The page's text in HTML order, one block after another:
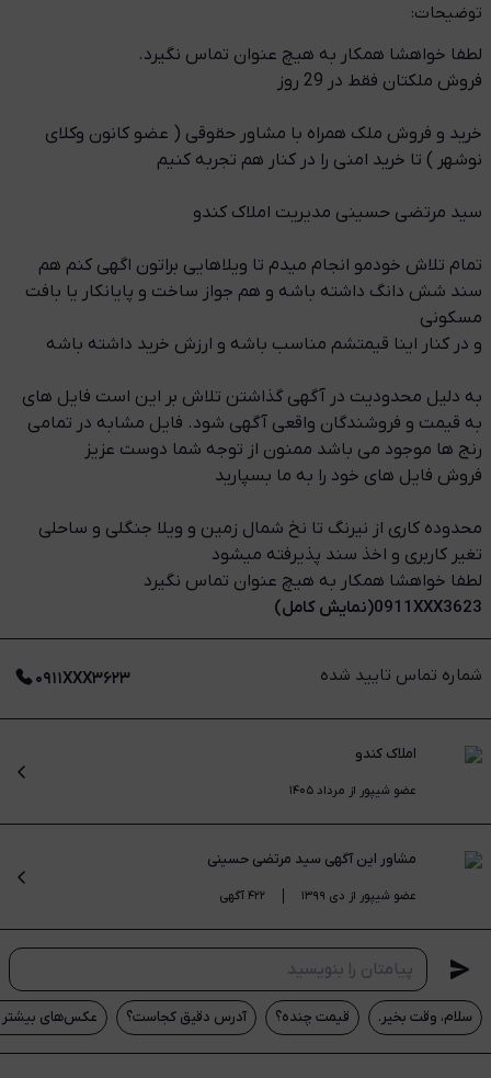
توضیحات:
لطفا خواهشا همکار به هیچ عنوان تماس نگیرد.
فروش ملکتان فقط در 29 روز
خرید و فروش ملک همراه با مشاور حقوقی ( عضو کانون وکلای
نوشهر ) تا خرید امنی را در کنار هم تجربه کنیم
سید مرتضی حسینی مدیریت املاک کندو
تمام تلاش خودمو انجام میدم تا ویلاهایی براتون اگهی کنم هم
سند شش دانگ داشته باشه و هم جواز ساخت و پایانکار یا بافت
مسکونی
و در کنار اینا قیمتشم مناسب باشه و ارزش خرید داشته باشه
به دلیل محدودیت در آگهی گذاشتن تلاش بر این است فایل های
به قیمت و فروشندگان واقعی آگهی شود. فایل مشابه در تمامی
رنج ها موجود می باشد ممنون از توجه شما دوست عزیز
فروش فایل های خود را به ما بسپارید
محدوده کاری از نیرنگ تا نخ شمال زمین و ویلا جنگلی و ساحلی
تغیر کاربری و اخذ سند پذیرفته میشود
لطفا خواهشا همکار به هیچ عنوان تماس نگیرد
0911XXX3623(نمایش کامل)
شماره تماس تایید شده ۰۹۱۱XXX۳۶۲۳
املاک کندو
عضو شیپور از مرداد ۱۴۰۵
مشاور این آگهی سید مرتضی حسینی
عضو شیپور از دی ۱۳۹۹ ۴۲۲ آگهی
سلام، وقت بخیر. قیمت چنده؟ آدرس دقیق کجاست؟ عکس‌های بیشتر